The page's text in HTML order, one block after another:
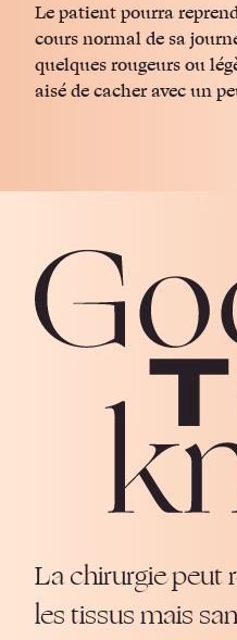
Le patient pourra
cours normal de sa
quelques rougeurs ou
aisé de cacher avec un
La chirurgie peut
les tissus mais